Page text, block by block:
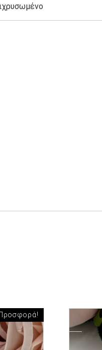
Προσφορά!